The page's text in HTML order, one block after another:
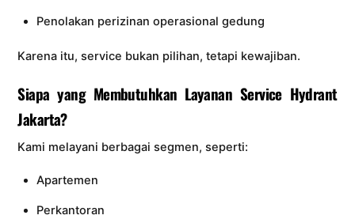
Penolakan perizinan operasional gedung
Karena itu, service bukan pilihan, tetapi kewajiban.
Siapa yang Membutuhkan Layanan Service Hydrant
Jakarta?
Kami melayani berbagai segmen, seperti:
Apartemen
Perkantoran